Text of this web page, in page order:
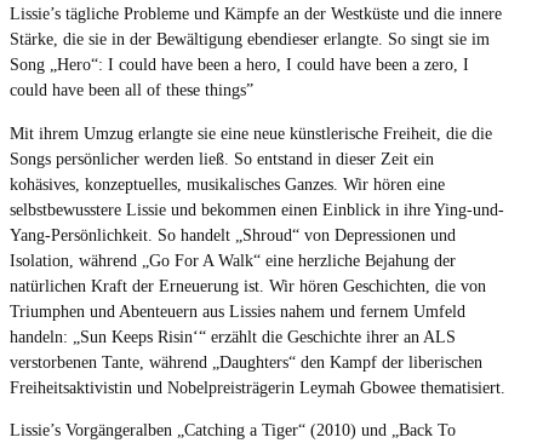
Lissie’s tägliche Probleme und Kämpfe an der Westküste und die innere
Stärke, die sie in der Bewältigung ebendieser erlangte. So singt sie im
Song „Hero“: I could have been a hero, I could have been a zero, I
could have been all of these things”
Mit ihrem Umzug erlangte sie eine neue künstlerische Freiheit, die die
Songs persönlicher werden ließ. So entstand in dieser Zeit ein
kohäsives, konzeptuelles, musikalisches Ganzes. Wir hören eine
selbstbewusstere Lissie und bekommen einen Einblick in ihre Ying-und-
Yang-Persönlichkeit. So handelt „Shroud“ von Depressionen und
Isolation, während „Go For A Walk“ eine herzliche Bejahung der
natürlichen Kraft der Erneuerung ist. Wir hören Geschichten, die von
Triumphen und Abenteuern aus Lissies nahem und fernem Umfeld
handeln: „Sun Keeps Risin‘“ erzählt die Geschichte ihrer an ALS
verstorbenen Tante, während „Daughters“ den Kampf der liberischen
Freiheitsaktivistin und Nobelpreisträgerin Leymah Gbowee thematisiert.
Lissie’s Vorgängeralben „Catching a Tiger“ (2010) und „Back To